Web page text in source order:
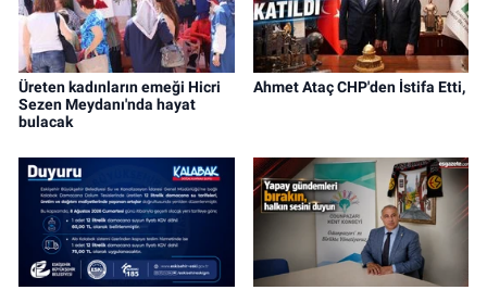
Üreten kadınların emeği Hicri
Sezen Meydanı'nda hayat
bulacak
Ahmet Ataç CHP'den İstifa Etti,